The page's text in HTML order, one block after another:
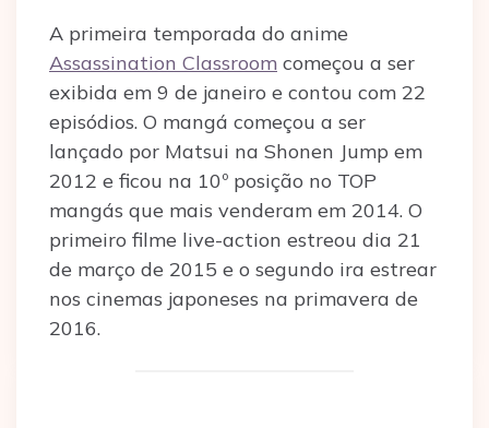
A primeira temporada do anime
Assassination Classroom começou a ser
exibida em 9 de janeiro e contou com 22
episódios. O mangá começou a ser
lançado por Matsui na Shonen Jump em
2012 e ficou na 10º posição no TOP
mangás que mais venderam em 2014. O
primeiro filme live-action estreou dia 21
de março de 2015 e o segundo ira estrear
nos cinemas japoneses na primavera de
2016.